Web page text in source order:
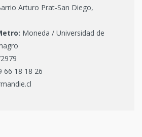
Arturo Prat-San Diego,
Moneda / Universidad de
66 18 18 26